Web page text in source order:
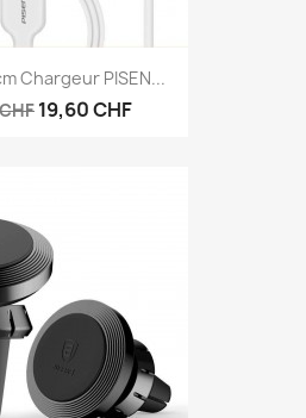
Chargeur PISEN...
19,60 CHF